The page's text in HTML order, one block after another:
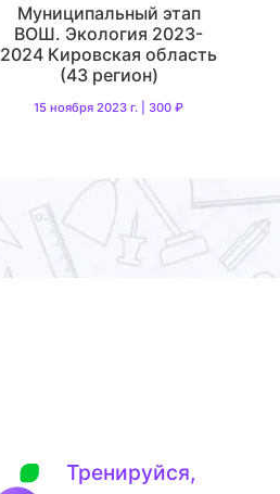
Муниципальный этап
ВОШ. Экология 2023-
2024 Кировская область
(43 регион)
15 ноября 2023 г. | 300 ₽
Тренируйся,